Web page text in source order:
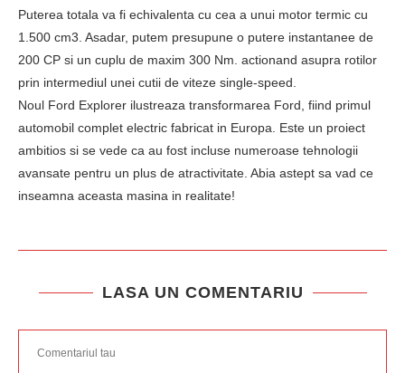
Puterea totala va fi echivalenta cu cea a unui motor termic cu
1.500 cm3. Asadar, putem presupune o putere instantanee de
200 CP si un cuplu de maxim 300 Nm. actionand asupra rotilor
prin intermediul unei cutii de viteze single-speed.
Noul Ford Explorer ilustreaza transformarea Ford, fiind primul
automobil complet electric fabricat in Europa. Este un proiect
ambitios si se vede ca au fost incluse numeroase tehnologii
avansate pentru un plus de atractivitate. Abia astept sa vad ce
inseamna aceasta masina in realitate!
LASA UN COMENTARIU